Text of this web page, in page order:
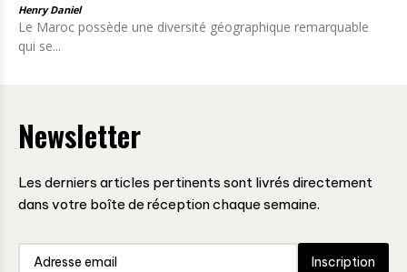
Henry Daniel
Le Maroc possède une diversité géographique remarquable
qui se...
Newsletter
Les derniers articles pertinents sont livrés directement
dans votre boîte de réception chaque semaine.
Inscription